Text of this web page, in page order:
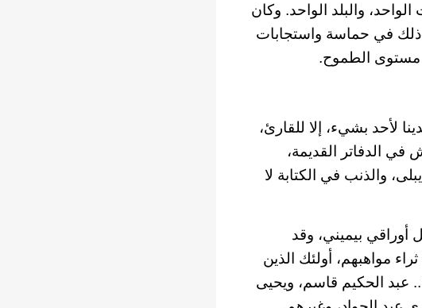
والبلد الواحد. وكان
ذلك في حماسة واستجابات
مستوى الطموح.
لأحد بشيء، إلا للقارئ،
الدفاتر القديمة،
والذنب في الكتابة لا
أوراقي بيميني، وقد
مواهبهم، أولئك الذين
عبد الحكيم قاسم، ويحيى